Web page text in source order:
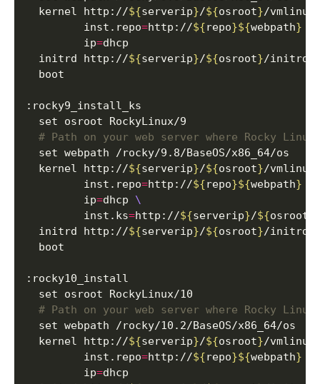
  kernel http://
${serverip}/${osroot}/
         inst.repo
=http://${repo}${webpath}
         ip
=
  initrd http://
${serverip}/${osroot}
# Path on your web server where Rocky
  kernel http://
${serverip}/${osroot}/
         inst.repo
=http://${repo}${webpath}
         ip
=dhcp
         inst.ks
=http://${serverip}/${osroot
  initrd http://
${serverip}/${osroot}
# Path on your web server where Rocky
  kernel http://
${serverip}/${osroot}/
         inst.repo
=http://${repo}${webpath}
         ip
=